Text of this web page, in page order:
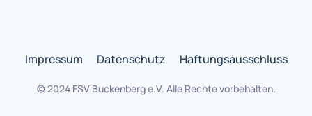
Impressum Datenschutz Haftungsausschluss
© 2024 FSV Buckenberg e.V. Alle Rechte vorbehalten.